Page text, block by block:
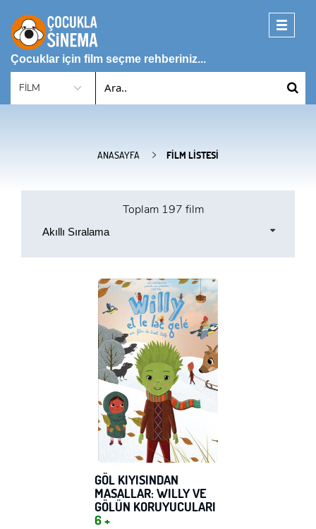
Toggle
Çocuklar için film seçme rehberiniz...
ANASAYFA FILM LISTESI
Toplam 197 film
Akıllı Sıralama
GÖL KIYISINDAN
MASALLAR: WILLY VE
GÖLÜN KORUYUCULARI
6 +